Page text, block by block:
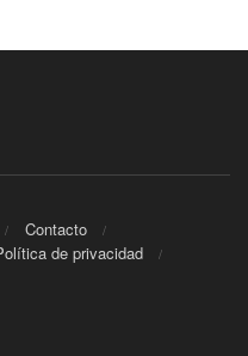
Contacto
de privacidad